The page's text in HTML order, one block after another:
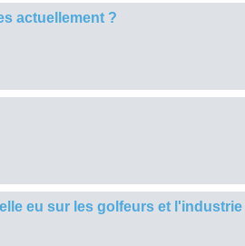
actuellement ?
eu sur les golfeurs et